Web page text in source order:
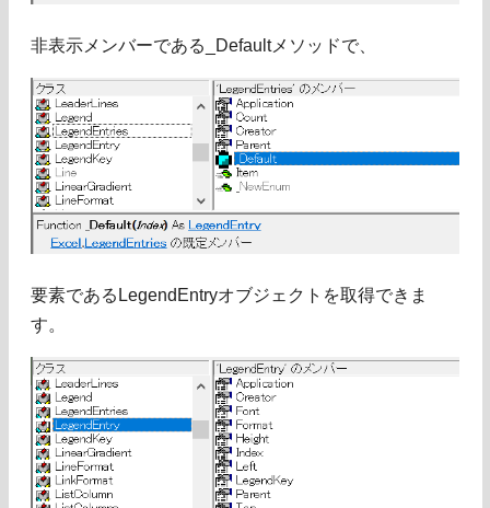
非表示メンバーである_Defaultメソッドで、
要素であるLegendEntryオブジェクトを取得できま
す。